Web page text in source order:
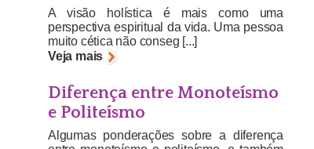
A visão holística é mais como uma
perspectiva espiritual da vida. Uma pessoa
muito cética não conseg [...]
Veja mais
Diferença entre Monoteísmo
e Politeísmo
Algumas ponderações sobre a diferença